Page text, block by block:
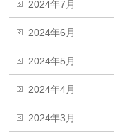
2024年7月
2024年6月
2024年5月
2024年4月
2024年3月